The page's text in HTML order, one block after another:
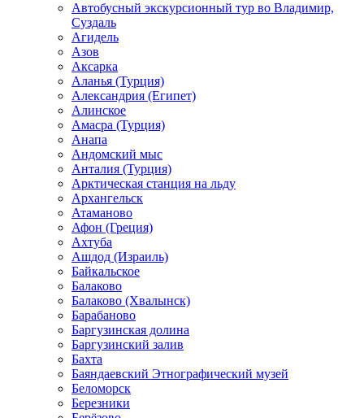
Автобусный экскурсионный тур во Владимир,
Суздаль
Агидель
Азов
Аксарка
Аланья (Турция)
Александрия (Египет)
Алинское
Амасра (Турция)
Анапа
Андомский мыс
Анталия (Турция)
Арктическая станция на льду
Архангельск
Атаманово
Афон (Греция)
Ахтуба
Ашдод (Израиль)
Байкальское
Балаково
Балаково (Хвалынск)
Барабаново
Баргузинская долина
Баргузинский залив
Бахта
Баяндаевский Этнографический музей
Беломорск
Березники